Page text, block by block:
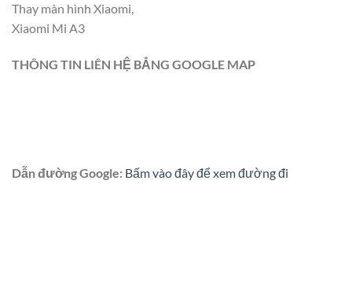
Thay màn hình Xiaomi,
Xiaomi Mi A3
THÔNG TIN LIÊN HỆ BẲNG GOOGLE MAP
Dẫn đường Google: Bấm vào đây để xem đường đi